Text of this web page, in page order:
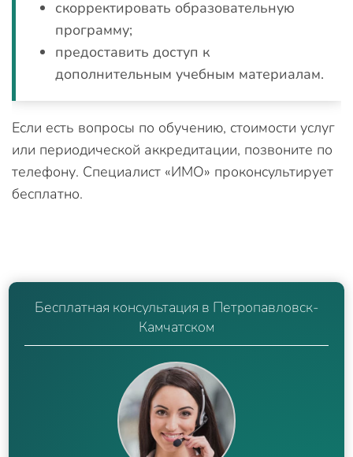
скорректировать образовательную
программу;
предоставить доступ к
дополнительным учебным материалам.
Если есть вопросы по обучению, стоимости услуг
или периодической аккредитации, позвоните по
телефону. Специалист «ИМО» проконсультирует
бесплатно.
Бесплатная консультация в Петропавловск-
Камчатском